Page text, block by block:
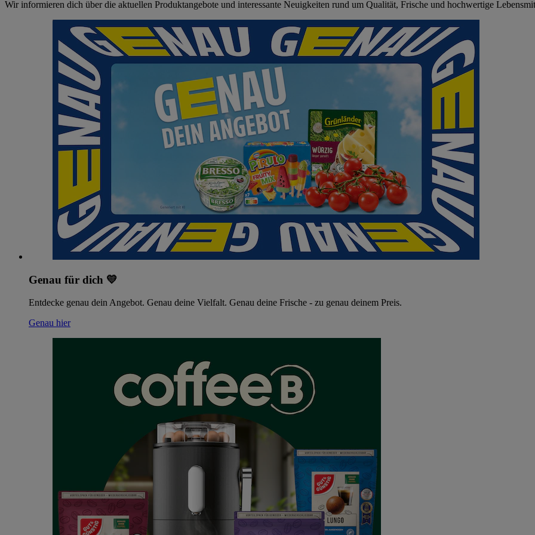
Wir informieren dich über die aktuellen Produktangebote und interessante Neuigkeiten rund um Qualität, Frische und hochwertige
Genau für dich 💛
Entdecke genau dein Angebot. Genau deine Vielfalt. Genau deine Frische - zu genau deinem Preis.
Genau hier